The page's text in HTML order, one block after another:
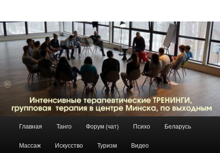
Перейти
к
Главная Танго Форум (чат) Психо Беларусь
Массаж Искусство Туризм Видео